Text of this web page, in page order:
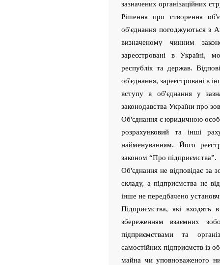
зазначених організаційних
Рішення про створення
об'єднання погоджуються з
визначеному чинним
зареєстровані в Україні,
республік та держав.
об'єднання, зареєстровані в
вступу в об'єднання у
законодавства України про
Об'єднання є юридичною
розрахунковий та інші
найменуванням. Його
законом “Про підприємства”.
Об'єднання не відповідає за
складу, а підприємства не
інше не передбачено
Підприємства, які
збереженням взаємних
підприємствами та
самостійних підприємств із
майна чи уповноваженого